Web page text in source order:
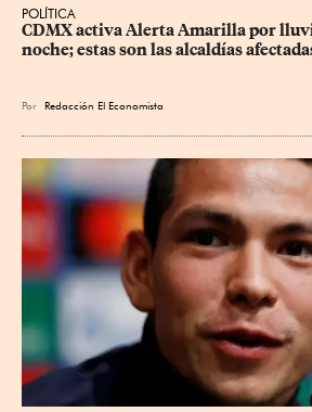
POLÍTICA
CDMX activa Alerta Amarilla por
noche; estas son las alcaldías
Por Redacción El Economista